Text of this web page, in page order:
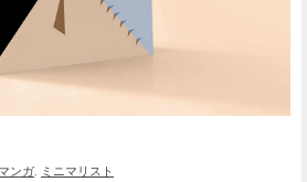
マンガ ミニマリスト